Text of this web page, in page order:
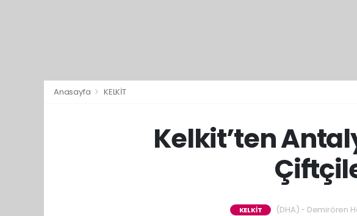
Anasayfa KELKİT
Kelkit’ten
KELKİT (DHA) - Demirören